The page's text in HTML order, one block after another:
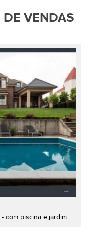
DE VENDAS
com piscina e jardim